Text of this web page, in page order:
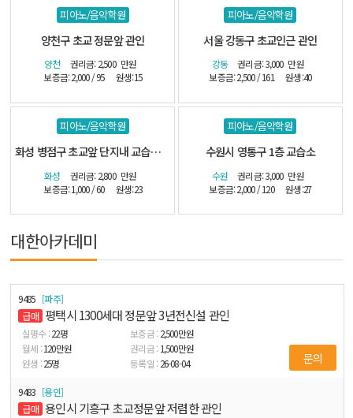
피아노/음악학원
양천구 초교 정문앞 관인
양천 권리금: 2,500 만원
보증금: 2,000 / 95
원생:15
피아노/음악학원
서울 강동구 초교인근 관인
강동 권리금: 3,000 만원
보증금: 2,500 / 161
원생:40
피아노/음악학원
화성 병점구 초교앞 단지내 교습소-(시설최상)
화성 권리금: 2,800 만원
보증금: 1,000 / 60
원생:23
피아노/음악학원
수원시 영통구 1층 교습소
수원 권리금: 3,000 만원
보증금: 2,000 / 120
원생:27
대한아카데미
9485
파주
급매 평택시 1300세대 정문앞 3년전신설 관인
22평 2,500만원
120만원 1,500만원
25명 26-08-04 문의
9483
용인
급매 용인시 기흥구 초교정문앞 저렴한 관인